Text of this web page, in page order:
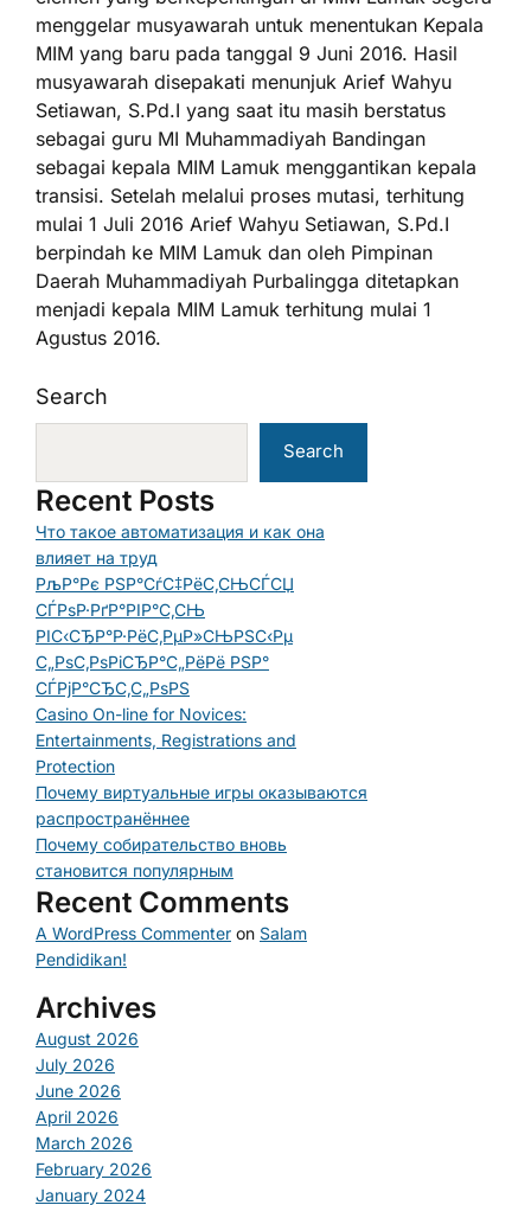
menggelar musyawarah untuk menentukan Kepala
MIM yang baru pada tanggal 9 Juni 2016. Hasil
musyawarah disepakati menunjuk Arief Wahyu
Setiawan, S.Pd.I yang saat itu masih berstatus
sebagai guru MI Muhammadiyah Bandingan
sebagai kepala MIM Lamuk menggantikan kepala
transisi. Setelah melalui proses mutasi, terhitung
mulai 1 Juli 2016 Arief Wahyu Setiawan, S.Pd.I
berpindah ke MIM Lamuk dan oleh Pimpinan
Daerah Muhammadiyah Purbalingga ditetapkan
menjadi kepala MIM Lamuk terhitung mulai 1
Agustus 2016.
Search
Search
Recent Posts
Что такое автоматизация и как она
влияет на труд
РљР°Рє РЅР°СѓС‡РёС‚СЊСЃСЏ
СЃРѕР·РґР°РІР°С‚СЊ
РІС‹СЂР°Р·РёС‚РµР»СЊРЅС‹Рµ
С„РѕС‚РѕРіСЂР°С„РёРё РЅР°
СЃРјР°СЂС‚С„РѕРЅ
Casino On-line for Novices:
Entertainments, Registrations and
Protection
Почему виртуальные игры оказываются
распространённее
Почему собирательство вновь
становится популярным
Recent Comments
A WordPress Commenter on Salam
Pendidikan!
Archives
August 2026
July 2026
June 2026
April 2026
March 2026
February 2026
January 2024